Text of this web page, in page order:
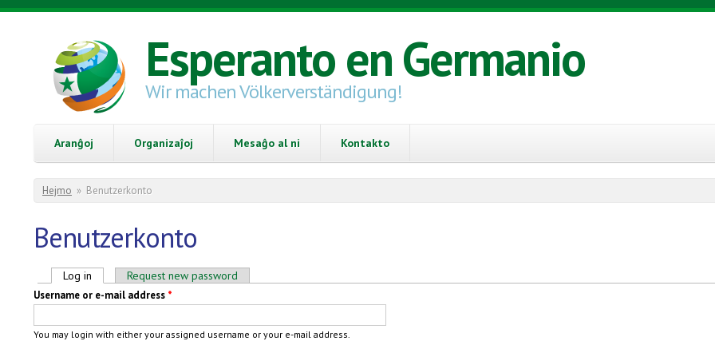
Skip to main content
Esperanto en Germanio
Wir machen Völkerverständigung!
Aranĝoj Organizaĵoj Mesaĝo al ni Kontakto
You are here
Hejmo » Benutzerkonto
Benutzerkonto
Primary tabs
Log in (active tab)Request new password
Username or e-mail address *
You may login with either your assigned username or your e-mail address.